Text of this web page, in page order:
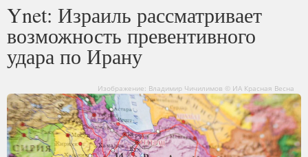
Ynet: Израиль рассматривает
возможность превентивного
удара по Ирану
Изображение: Владимир Чичилимов © ИА Красная Весна